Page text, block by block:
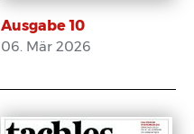
Ausgabe 10
06. Mär 2026